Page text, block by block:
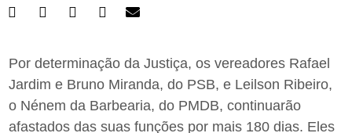
Por determinação da Justiça, os vereadores Rafael
Jardim e Bruno Miranda, do PSB, e Leilson Ribeiro,
o Nénem da Barbearia, do PMDB, continuarão
afastados das suas funções por mais 180 dias. Eles